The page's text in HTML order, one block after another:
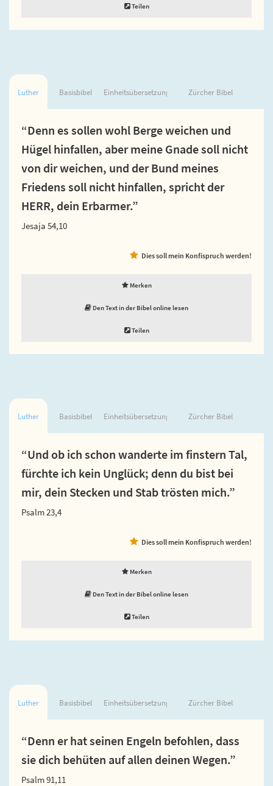
Teilen
Luther Basisbibel Einheitsübersetzung Zürcher Bibel
“Denn es sollen wohl Berge weichen und
Hügel hinfallen, aber meine Gnade soll nicht
von dir weichen, und der Bund meines
Friedens soll nicht hinfallen, spricht der
HERR, dein Erbarmer.”
Jesaja 54,10
Dies soll mein Konfispruch werden!
Merken
Den Text in der Bibel online lesen
Teilen
Luther Basisbibel Einheitsübersetzung Zürcher Bibel
“Und ob ich schon wanderte im finstern Tal,
fürchte ich kein Unglück; denn du bist bei
mir, dein Stecken und Stab trösten mich.”
Psalm 23,4
Dies soll mein Konfispruch werden!
Merken
Den Text in der Bibel online lesen
Teilen
Luther Basisbibel Einheitsübersetzung Zürcher Bibel
“Denn er hat seinen Engeln befohlen, dass
sie dich behüten auf allen deinen Wegen.”
Psalm 91,11